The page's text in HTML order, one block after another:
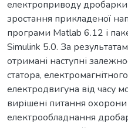
електроприводу
зростання прикладеної
програми Matlab 6.12 і
Simulink 5.0. За
отримані наступні
статора,
електродвигуна від часу
вирішені питання охорони
електрообладнання